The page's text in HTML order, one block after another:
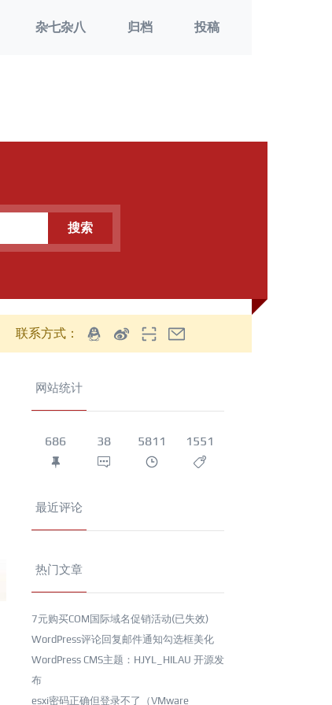
杂七杂八 归档 投稿
搜索
联系方式：
网站统计
686 38 5811 1551
最近评论
热门文章
7元购买COM国际域名促销活动(已失效)
WordPress评论回复邮件通知勾选框美化
WordPress CMS主题：HJYL_HILAU 开源发
布
esxi密码正确但登录不了（VMware